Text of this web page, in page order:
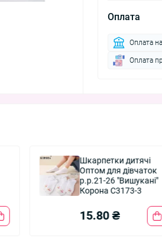
Оплата
Оплата
Оплата
Шкарпетки дитячі
Оптом для дівчаток
р.р.21-26 "Вишукані"
Корона C3173-3
15.80 ₴